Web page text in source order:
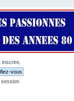
inscrire
session